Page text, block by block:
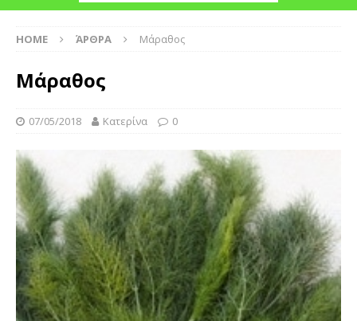
HOME ΆΡΘΡΑ Μάραθος
Μάραθος
07/05/2018 Κατερίνα 0